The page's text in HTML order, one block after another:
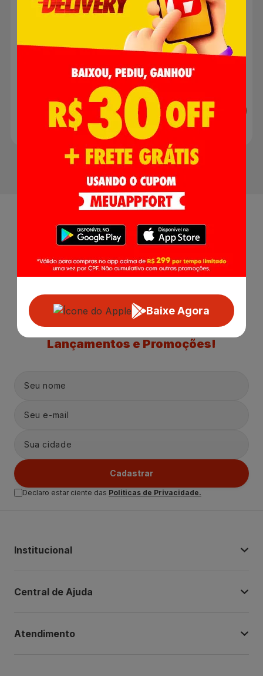
Adicionar
Inseticida SBP Aerossol
Proteção Imediata
Citronela 380ml
Embalagem Econômica
R$ 24,99
Adicionar
Baixe Agora
Receba nossasNovidades,
Lançamentos e Promoções!
Cadastrar
Declaro estar ciente das Politicas de Privacidade.
Institucional
Central de Ajuda
Atendimento